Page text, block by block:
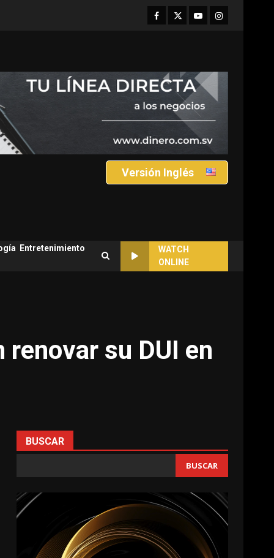
Facebook
TwitterYoutubeInstagram
Versión Inglés
Entretenimiento
WATCH
ONLINE
su DUI en
BUSCAR
BUSCAR